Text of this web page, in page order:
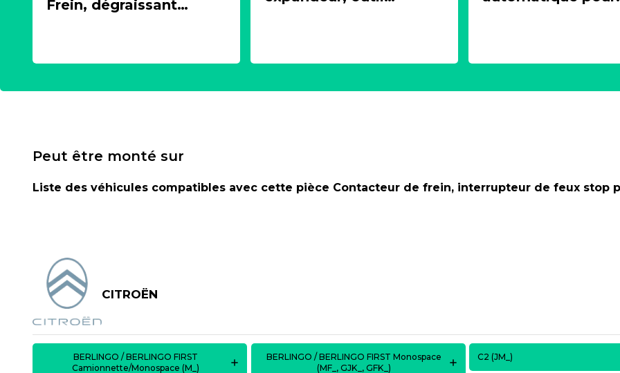
Frein, dégraissant
Peut être monté sur
Liste des véhicules compatibles avec cette pièce Contacteur de frein, interrupteur de feux stop
CITROËN
BERLINGO / BERLINGO FIRST
Camionnette/Monospace (M_)
BERLINGO / BERLINGO FIRST Monospace
(MF_, GJK_, GFK_)
C2 (JM_)